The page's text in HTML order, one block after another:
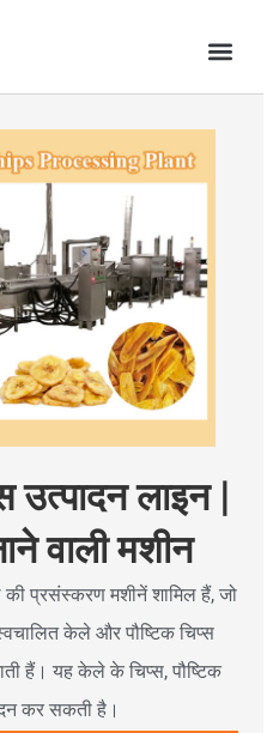
उत्पादन लाइन |
वाली मशीन
प्रसंस्करण मशीनें शामिल हैं, जो
केले और पौष्टिक चिप्स
हैं। यह केले के चिप्स, पौष्टिक
कर सकती है।